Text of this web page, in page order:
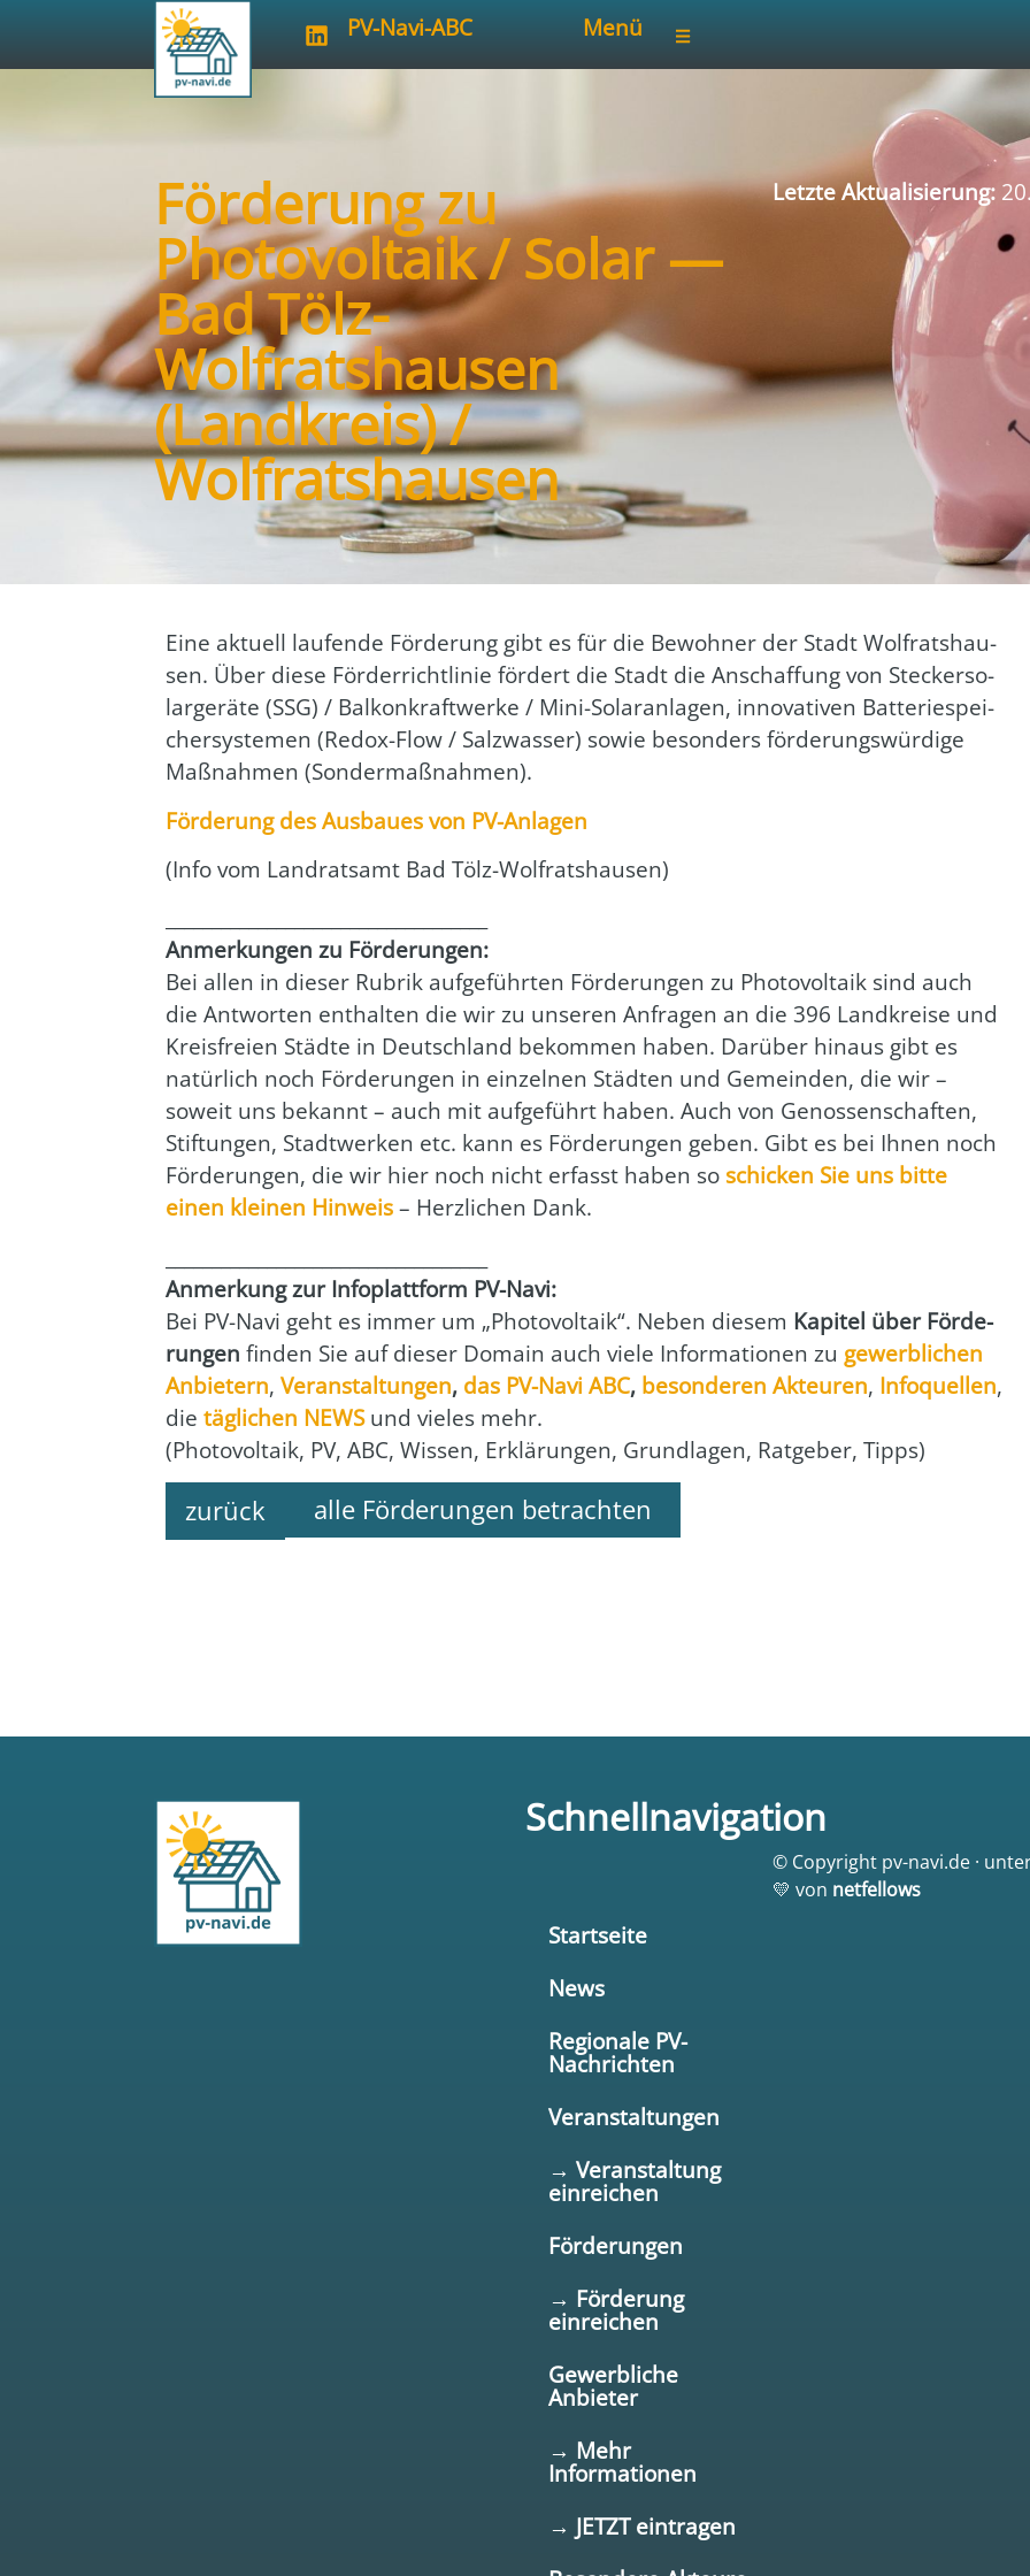
PV-Navi-ABC Menü
Förderung zu
Photovoltaik / Solar —
Bad Tölz-
Wolfratshausen
(Landkreis) /
Wolfratshausen
Letzte Aktualisierung:
Eine aktu­ell lau­fen­de För­de­rung gibt es für die Bewoh­ner der Stadt Wolfrats­hau­
sen. Über die­se För­der­richt­li­nie för­dert die Stadt die Anschaf­fung von Ste­cker­so­
lar­ge­rä­te (SSG) / Bal­kon­kraft­wer­ke / Mini-Solar­an­la­gen, inno­va­ti­ven Bat­te­rie­spei­
cher­sys­te­men (Redox-Flow / Salz­was­ser) sowie beson­ders för­de­rungs­wür­di­ge
Maß­nah­men (Son­der­maß­nah­men).
För­de­rung des Aus­bau­es von PV-Anla­gen
(Info vom Land­rats­amt Bad Tölz-Wolfrats­hau­sen)
Anmer­kun­gen zu För­de­run­gen:
Bei allen in die­ser Rubrik auf­ge­führ­ten För­de­run­gen zu Pho­to­vol­ta­ik sind auch
die Ant­wor­ten ent­hal­ten die wir zu unse­ren Anfra­gen an die 396 Land­krei­se und
Kreis­frei­en Städ­te in Deutsch­land bekom­men haben. Dar­über hin­aus gibt es
natür­lich noch För­de­run­gen in ein­zel­nen Städ­ten und Gemein­den, die wir –
soweit uns bekannt – auch mit auf­ge­führt haben. Auch von Genos­sen­schaf­ten,
Stif­tun­gen, Stadt­wer­ken etc. kann es För­de­run­gen geben. Gibt es bei Ihnen noch
För­de­run­gen, die wir hier noch nicht erfasst haben so schi­cken Sie uns bit­te
einen klei­nen Hin­weis– Herz­li­chen Dank.
Anmer­kung zur Info­platt­form PV-Navi:
Bei PV-Navi geht es immer um „Pho­to­vol­ta­ik“. Neben die­sem Kapi­tel über För­de­
run­gen fin­den Sie auf die­ser Domain auch vie­le Infor­ma­tio­nen zu gewerb­li­chen
Anbie­tern,Ver­an­stal­tun­gen, das PV-Navi ABC, beson­de­ren Akteu­ren, Info­quel­len,
dietäg­li­chen NEWSund vie­les mehr.
(Pho­to­vol­ta­ik, PV, ABC, Wis­sen, Erklä­run­gen, Grund­la­gen, Rat­ge­ber, Tipps)
zurück alle Förderungen betrachten
Schnellnavigation
Startseite
News
Regionale PV-
Nachrichten
Veranstaltungen
→ Veranstaltung
einreichen
Förderungen
→ Förderung
einreichen
Gewerbliche
Anbieter
→ Mehr
Informationen
→ JETZT eintragen
© Copyright pv-navi.de ·
💛 von netfellows